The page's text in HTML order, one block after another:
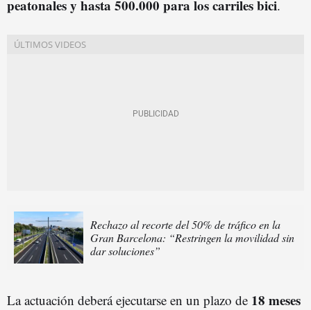
peatonales y hasta 500.000 para los carriles bici.
Rechazo al recorte del 50% de tráfico en la
Gran Barcelona: “Restringen la movilidad sin
dar soluciones”
La actuación deberá ejecutarse en un plazo de 18 meses